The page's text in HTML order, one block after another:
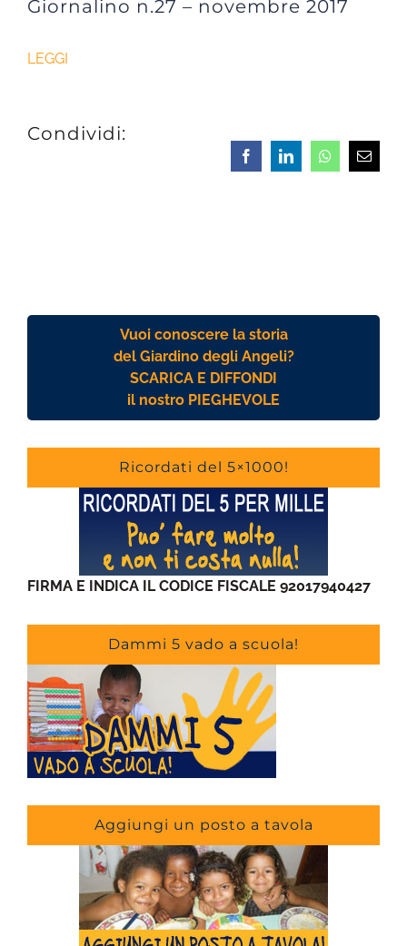
Giornalino n.27 – novembre 2017
LEGGI
Condividi:
FacebookLinkedInWhatsappEmail
Vuoi conoscere la storia
del Giardino degli Angeli?
SCARICA E DIFFONDI
il nostro PIEGHEVOLE
Ricordati del 5×1000!
FIRMA E INDICA IL CODICE FISCALE 92017940427
Dammi 5 vado a scuola!
Aggiungi un posto a tavola